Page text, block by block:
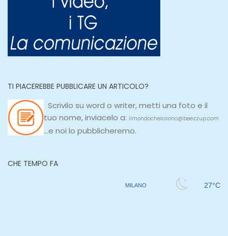
TI PIACEREBBE PUBBLICARE UN ARTICOLO?
Scrivilo su word o writer, metti una foto e il
tuo nome, inviacelo a: ilmondocheiosono@beezzup.com
...e noi lo pubblicheremo.
CHE TEMPO FA